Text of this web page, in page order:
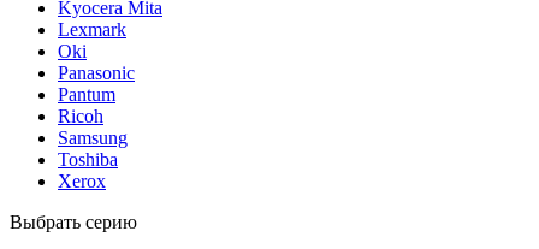
Kyocera Mita
Lexmark
Oki
Panasonic
Pantum
Ricoh
Samsung
Toshiba
Xerox
Выбрать серию